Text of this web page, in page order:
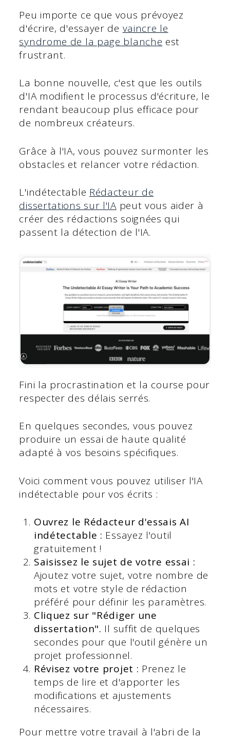
Peu importe ce que vous prévoyez
d'écrire, d'essayer de vaincre le
syndrome de la page blanche est
frustrant.
La bonne nouvelle, c'est que les outils
d'IA modifient le processus d'écriture, le
rendant beaucoup plus efficace pour
de nombreux créateurs.
Grâce à l'IA, vous pouvez surmonter les
obstacles et relancer votre rédaction.
L'indétectable Rédacteur de
dissertations sur l'IApeut vous aider à
créer des rédactions soignées qui
passent la détection de l'IA.
Fini la procrastination et la course pour
respecter des délais serrés.
En quelques secondes, vous pouvez
produire un essai de haute qualité
adapté à vos besoins spécifiques.
Voici comment vous pouvez utiliser l'IA
indétectable pour vos écrits :
Ouvrez le Rédacteur d'essais AI
indétectable : Essayez l'outil
gratuitement !
Saisissez le sujet de votre essai :
Ajoutez votre sujet, votre nombre de
mots et votre style de rédaction
préféré pour définir les paramètres.
Cliquez sur "Rédiger une
dissertation". Il suffit de quelques
secondes pour que l'outil génère un
projet professionnel.
Révisez votre projet : Prenez le
temps de lire et d'apporter les
modifications et ajustements
nécessaires.
Pour mettre votre travail à l'abri de la